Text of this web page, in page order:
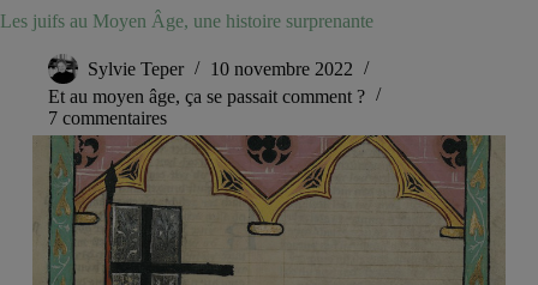
Les juifs au Moyen Âge, une histoire surprenante
Sylvie Teper
10 novembre 2022
Et au moyen âge, ça se passait comment ?
7 commentaires